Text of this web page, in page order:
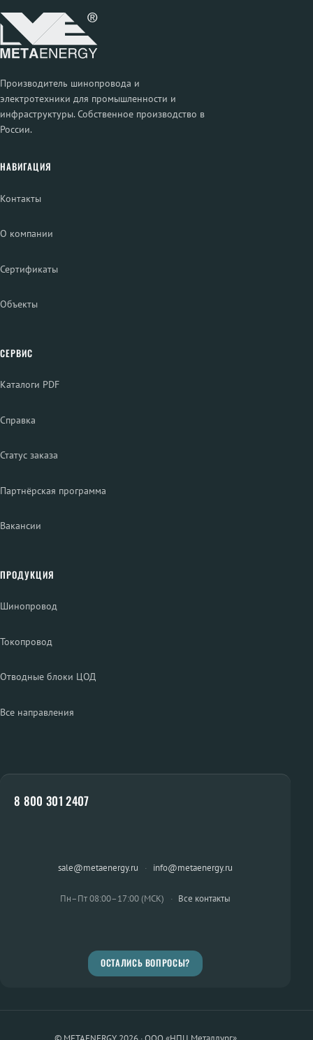
Производитель шинопровода и
электротехники для промышленности и
инфраструктуры. Собственное производство в
России.
НАВИГАЦИЯ
Контакты
О компании
Сертификаты
Объекты
СЕРВИС
Каталоги PDF
Справка
Статус заказа
Партнёрская программа
Вакансии
ПРОДУКЦИЯ
Шинопровод
Токопровод
Отводные блоки ЦОД
Все направления
8 800 301 2407
sale@metaenergy.ru · info@metaenergy.ru
Пн–Пт 08:00–17:00 (МСК) · Все контакты
ОСТАЛИСЬ ВОПРОСЫ?